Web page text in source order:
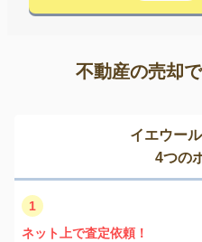
不動産の売却
イエウー
4つの
1
ネット上で査定依頼！